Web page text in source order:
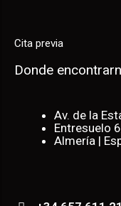
Cita previa
Donde
Av. de la
Entresuelo
Almería |